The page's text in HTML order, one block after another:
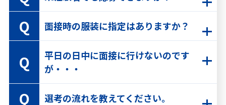
面接時の服装に指定はありますか？
平日の日中に面接に行けないのです
が・・・
選考の流れを教えてください。